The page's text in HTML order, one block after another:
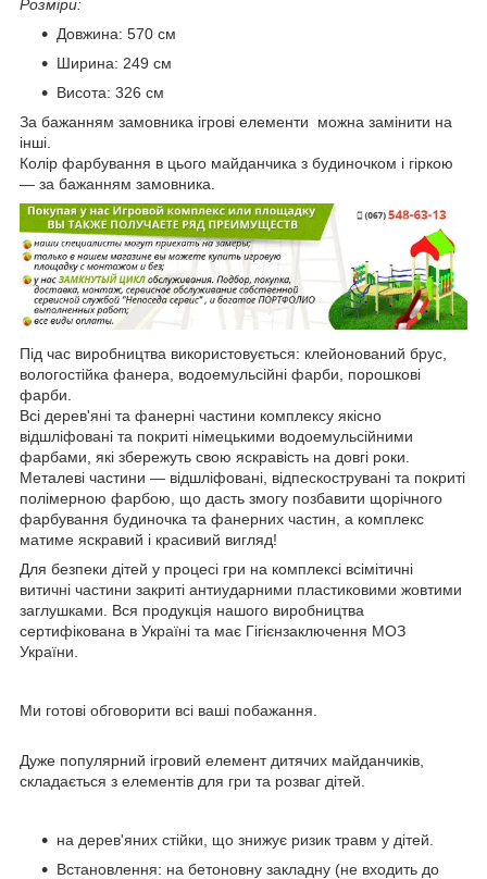
Розміри:
Довжина: 570 см
Ширина: 249 см
Висота: 326 см
За бажанням замовника ігрові елементи можна замінити на
інші.
Колір фарбування в цього майданчика з будиночком і гіркою
— за бажанням замовника.
Під час виробництва використовується: клейонований брус,
вологостійка фанера, водоемульсійні фарби, порошкові
фарби.
Всі дерев'яні та фанерні частини комплексу якісно
відшліфовані та покриті німецькими водоемульсійними
фарбами, які збережуть свою яскравість на довгі роки.
Металеві частини — відшліфовані, відпескострувані та покриті
полімерною фарбою, що дасть змогу позбавити щорічного
фарбування будиночка та фанерних частин, а комплекс
матиме яскравий і красивий вигляд!
Для безпеки дітей у процесі гри на комплексі всімітичні
витичні частини закриті антиударними пластиковими жовтими
заглушками. Вся продукція нашого виробництва
сертифікована в Україні та має Гігієнзаключення МОЗ
України.
Ми готові обговорити всі ваші побажання.
Дуже популярний ігровий елемент дитячих майданчиків,
складається з елементів для гри та розваг дітей.
на дерев'яних стійки, що знижує ризик травм у дітей.
Встановлення: на бетоновну закладну (не входить до